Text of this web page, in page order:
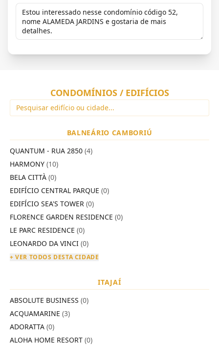
CONDOMÍNIOS / EDIFÍCIOS
BALNEÁRIO CAMBORIÚ
QUANTUM - RUA 2850 (4)
HARMONY (10)
BELA CITTÀ (0)
EDIFÍCIO CENTRAL PARQUE (0)
EDIFÍCIO SEA'S TOWER (0)
FLORENCE GARDEN RESIDENCE (0)
LE PARC RESIDENCE (0)
LEONARDO DA VINCI (0)
+ VER TODOS DESTA CIDADE
ITAJAÍ
ABSOLUTE BUSINESS (0)
ACQUAMARINE (3)
ADORATTA (0)
ALOHA HOME RESORT (0)